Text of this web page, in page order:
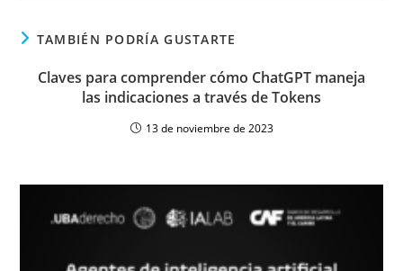
TAMBIÉN PODRÍA GUSTARTE
Claves para comprender cómo ChatGPT maneja
las indicaciones a través de Tokens
13 de noviembre de 2023